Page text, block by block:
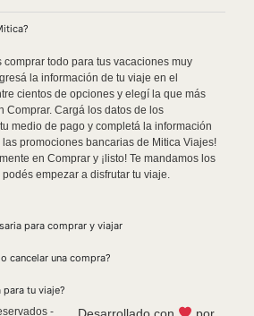
comprar todo para tus vacaciones muy
la información de tu viaje en el
cientos de opciones y elegí la que más
Comprar. Cargá los datos de los
medio de pago y completá la información
promociones bancarias de Mitica Viajes!
en Comprar y ¡listo! Te mandamos los
empezar a disfrutar tu viaje.
para comprar y viajar
cancelar una compra?
tu viaje?
-
Desarrollado con por